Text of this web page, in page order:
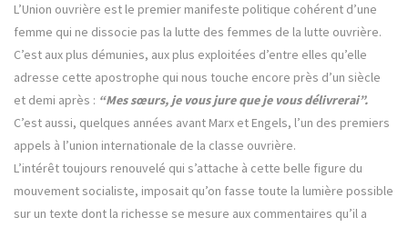
L’Union ouvrière est le premier manifeste politique cohérent d’une
femme qui ne dissocie pas la lutte des femmes de la lutte ouvrière.
C’est aux plus démunies, aux plus exploitées d’entre elles qu’elle
adresse cette apostrophe qui nous touche encore près d’un siècle
et demi après : “Mes sœurs, je vous jure que je vous délivrerai”.
C’est aussi, quelques années avant Marx et Engels, l’un des premiers
appels à l’union internationale de la classe ouvrière.
L’intérêt toujours renouvelé qui s’attache à cette belle figure du
mouvement socialiste, imposait qu’on fasse toute la lumière possible
sur un texte dont la richesse se mesure aux commentaires qu’il a